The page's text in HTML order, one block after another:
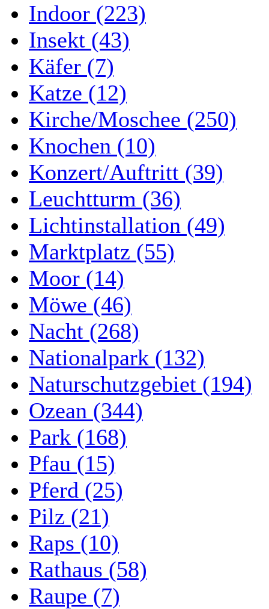
Indoor (223)
Insekt (43)
Käfer (7)
Katze (12)
Kirche/Moschee (250)
Knochen (10)
Konzert/Auftritt (39)
Leuchtturm (36)
Lichtinstallation (49)
Marktplatz (55)
Moor (14)
Möwe (46)
Nacht (268)
Nationalpark (132)
Naturschutzgebiet (194)
Ozean (344)
Park (168)
Pfau (15)
Pferd (25)
Pilz (21)
Raps (10)
Rathaus (58)
Raupe (7)